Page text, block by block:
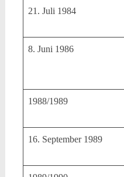
21. Juli 1984
8. Juni 1986
1988/1989
16. September 1989